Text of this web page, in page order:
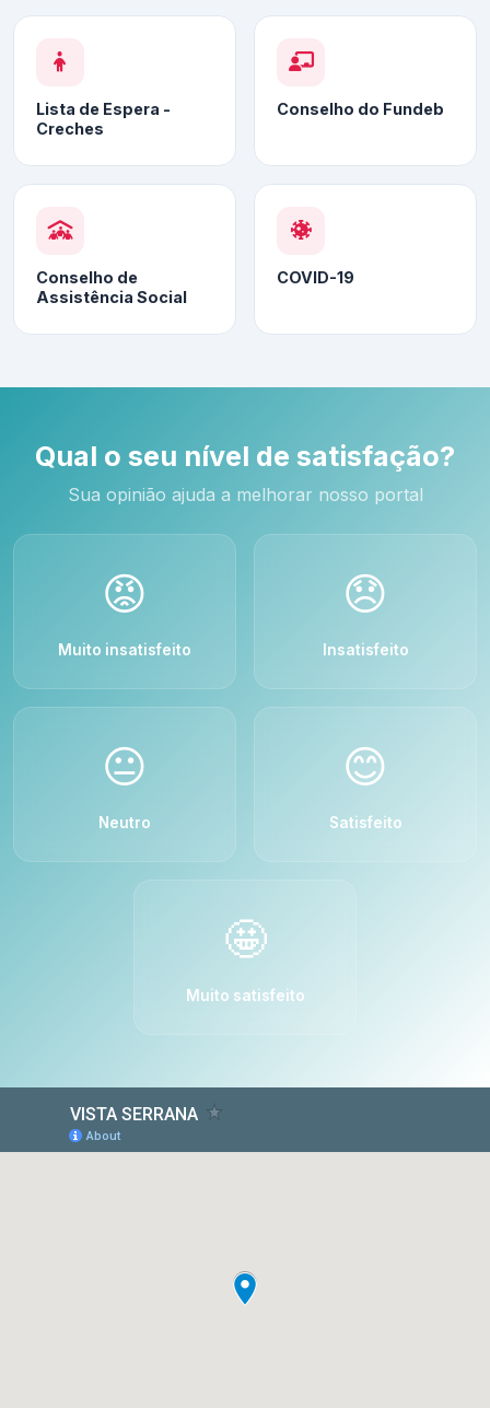
Lista de Espera -
Creches
Conselho do Fundeb
Conselho de
Assistência Social
COVID-19
Qual o seu nível de satisfação?
Sua opinião ajuda a melhorar nosso portal
😡
Muito insatisfeito
😞
Insatisfeito
😐
Neutro
😊
Satisfeito
🤩
Muito satisfeito